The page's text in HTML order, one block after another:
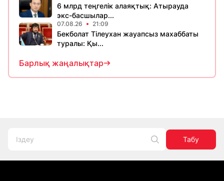
6 млрд теңгелік алаяқтық: Атырауда
экс-басшылар...
07.08.26 21:09
Бекболат Тілеухан жауапсыз махаббаты
туралы: Қы...
Барлық жаңалықтар
Табу